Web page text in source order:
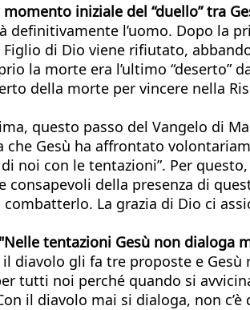
iniziale del “duello” tra
l’uomo. Dopo la
di Dio viene rifiutato,
la morte era l’ultimo “deserto”
della morte per vincere nella
questo passo del Vangelo di
che Gesù ha affrontato
noi con le tentazioni”. Per
consapevoli della presenza di
La grazia di Dio ci
"Nelle tentazioni Gesù non dialoga
diavolo gli fa tre proposte e
tutti noi perché quando si
il diavolo mai si dialoga, non